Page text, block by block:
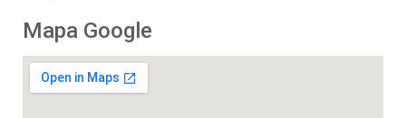
Mapa Google